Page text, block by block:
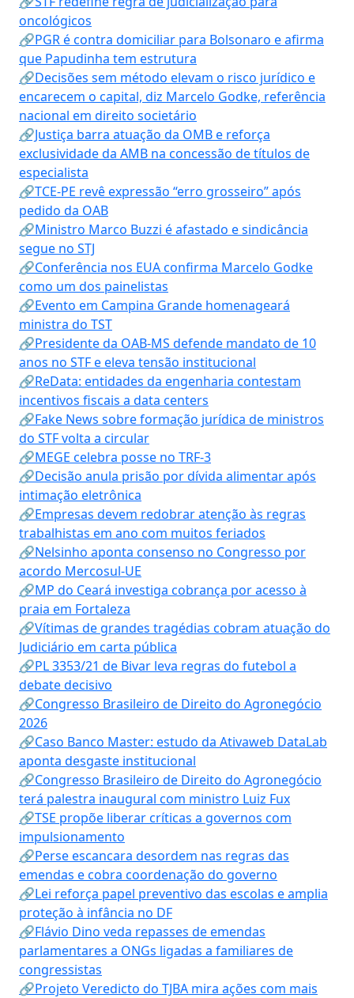
oncológicos
🔗PGR é contra domiciliar para Bolsonaro e afirma
que Papudinha tem estrutura
🔗Decisões sem método elevam o risco jurídico e
encarecem o capital, diz Marcelo Godke, referência
nacional em direito societário
🔗Justiça barra atuação da OMB e reforça
exclusividade da AMB na concessão de títulos de
especialista
🔗TCE-PE revê expressão “erro grosseiro” após
pedido da OAB
🔗Ministro Marco Buzzi é afastado e sindicância
segue no STJ
🔗Conferência nos EUA confirma Marcelo Godke
como um dos painelistas
🔗Evento em Campina Grande homenageará
ministra do TST
🔗Presidente da OAB-MS defende mandato de 10
anos no STF e eleva tensão institucional
🔗ReData: entidades da engenharia contestam
incentivos fiscais a data centers
🔗Fake News sobre formação jurídica de ministros
do STF volta a circular
🔗MEGE celebra posse no TRF-3
🔗Decisão anula prisão por dívida alimentar após
intimação eletrônica
🔗Empresas devem redobrar atenção às regras
trabalhistas em ano com muitos feriados
🔗Nelsinho aponta consenso no Congresso por
acordo Mercosul-UE
🔗MP do Ceará investiga cobrança por acesso à
praia em Fortaleza
🔗Vítimas de grandes tragédias cobram atuação do
Judiciário em carta pública
🔗PL 3353/21 de Bivar leva regras do futebol a
debate decisivo
🔗Congresso Brasileiro de Direito do Agronegócio
2026
🔗Caso Banco Master: estudo da Ativaweb DataLab
aponta desgaste institucional
🔗Congresso Brasileiro de Direito do Agronegócio
terá palestra inaugural com ministro Luiz Fux
🔗TSE propõe liberar críticas a governos com
impulsionamento
🔗Perse escancara desordem nas regras das
emendas e cobra coordenação do governo
🔗Lei reforça papel preventivo das escolas e amplia
proteção à infância no DF
🔗Flávio Dino veda repasses de emendas
parlamentares a ONGs ligadas a familiares de
congressistas
🔗Projeto Veredicto do TJBA mira ações com mais